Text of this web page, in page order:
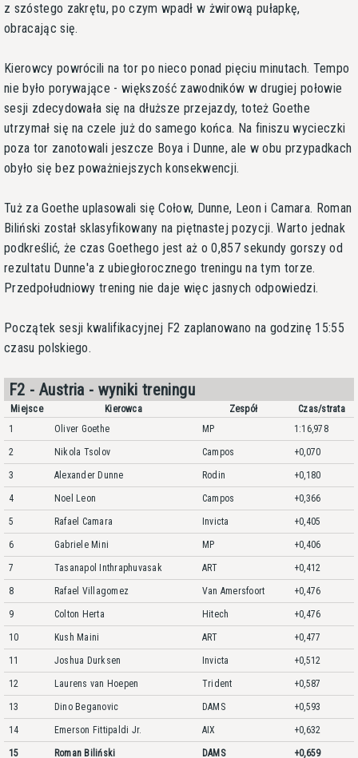
z szóstego zakrętu, po czym wpadł w żwirową pułapkę,
obracając się.
Kierowcy powrócili na tor po nieco ponad pięciu minutach. Tempo
nie było porywające - większość zawodników w drugiej połowie
sesji zdecydowała się na dłuższe przejazdy, toteż Goethe
utrzymał się na czele już do samego końca. Na finiszu wycieczki
poza tor zanotowali jeszcze Boya i Dunne, ale w obu przypadkach
obyło się bez poważniejszych konsekwencji.
Tuż za Goethe uplasowali się Cołow, Dunne, Leon i Camara. Roman
Biliński został sklasyfikowany na piętnastej pozycji. Warto jednak
podkreślić, że czas Goethego jest aż o 0,857 sekundy gorszy od
rezultatu Dunne'a z ubiegłorocznego treningu na tym torze.
Przedpołudniowy trening nie daje więc jasnych odpowiedzi.
Początek sesji kwalifikacyjnej F2 zaplanowano na godzinę 15:55
czasu polskiego.
F2 - Austria - wyniki treningu
Miejsce Kierowca Zespół
Czas/strata
1
Oliver Goethe MP 1:16,978
2 Nikola Tsolov Campos +0,070
3 Alexander Dunne Rodin +0,180
4 Noel Leon Campos +0,366
5 Rafael Camara Invicta +0,405
6 Gabriele Mini MP +0,406
7 Tasanapol Inthraphuvasak ART +0,412
8 Rafael Villagomez Van Amersfoort +0,476
9 Colton Herta Hitech +0,476
10 Kush Maini ART +0,477
11 Joshua Durksen Invicta +0,512
12 Laurens van Hoepen Trident +0,587
13 Dino Beganovic DAMS +0,593
14 Emerson Fittipaldi Jr. AIX +0,632
15 Roman Biliński DAMS +0,659